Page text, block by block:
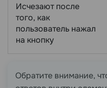
Исчезают после
того, как
пользователь нажал
на кнопку
Обратите внимание,